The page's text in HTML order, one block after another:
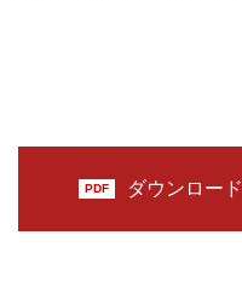
PDF ダウンロード